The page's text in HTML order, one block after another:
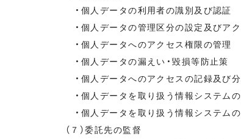
・個人データの利用者の識別及び認証
・個人データの管理区分の設定及びア
・個人データへのアクセス権限の管理
・個人データの漏えい・毀損等防止策
・個人データへのアクセスの記録及び
・個人データを取り扱う情報システム
・個人データを取り扱う情報システム
（７）委託先の監督